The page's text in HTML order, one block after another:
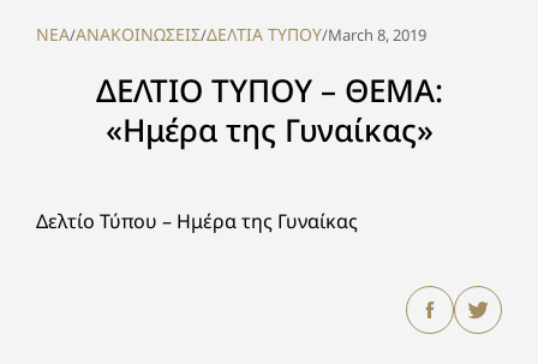
NEA/ΑΝΑΚΟΙΝΩΣΕΙΣ/ΔΕΛΤΙΑ ΤΥΠΟΥ/March 8, 2019
ΔΕΛΤΙΟ ΤΥΠΟΥ – ΘΕΜΑ:
«Ημέρα της Γυναίκας»
Δελτίο Τύπου – Ημέρα της Γυναίκας